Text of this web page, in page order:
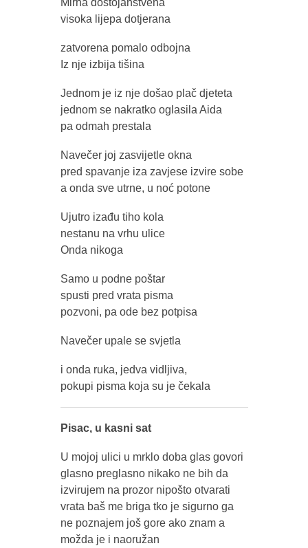
Mirna dostojanstvena
visoka lijepa dotjerana
zatvorena pomalo odbojna
Iz nje izbija tišina
Jednom je iz nje došao plač djeteta
jednom se nakratko oglasila Aida
pa odmah prestala
Navečer joj zasvijetle okna
pred spavanje iza zavjese izvire sobe
a onda sve utrne, u noć potone
Ujutro izađu tiho kola
nestanu na vrhu ulice
Onda nikoga
Samo u podne poštar
spusti pred vrata pisma
pozvoni, pa ode bez potpisa
Navečer upale se svjetla
i onda ruka, jedva vidljiva,
pokupi pisma koja su je čekala
Pisac, u kasni sat
U mojoj ulici u mrklo doba glas govori
glasno preglasno nikako ne bih da
izvirujem na prozor nipošto otvarati
vrata baš me briga tko je sigurno ga
ne poznajem još gore ako znam a
možda je i naoružan